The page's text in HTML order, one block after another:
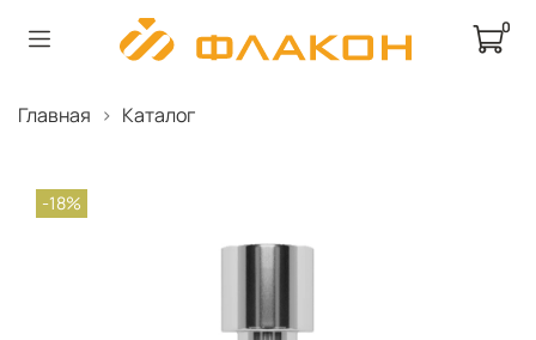
0
Главная Каталог
-18%